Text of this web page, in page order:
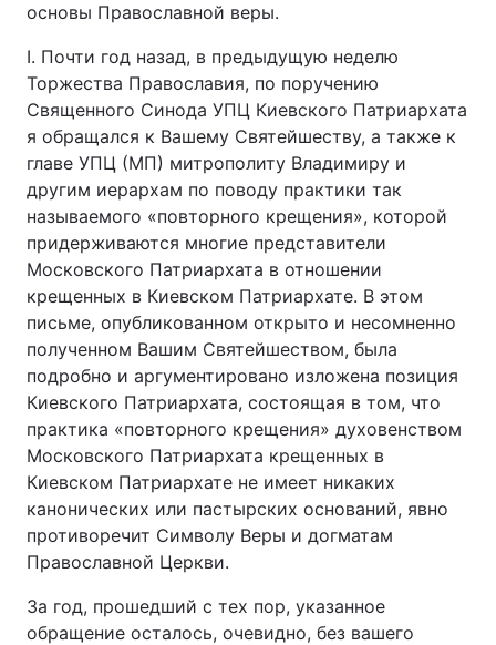
Архів Вакансії
Контакти
Тема оформлення
основы Православной веры.
I. Почти год назад, в предыдущую неделю
Торжества Православия, по поручению
Священного Синода УПЦ Киевского Патриархата
я обращался к Вашему Святейшеству, а также к
главе УПЦ (МП) митрополиту Владимиру и
другим иерархам по поводу практики так
называемого «повторного крещения», которой
придерживаются многие представители
Московского Патриархата в отношении
крещенных в Киевском Патриархате. В этом
письме, опубликованном открыто и несомненно
полученном Вашим Святейшеством, была
подробно и аргументировано изложена позиция
Киевского Патриархата, состоящая в том, что
практика «повторного крещения» духовенством
Московского Патриархата крещенных в
Киевском Патриархате не имеет никаких
канонических или пастырских оснований, явно
противоречит Символу Веры и догматам
Православной Церкви.
За год, прошедший с тех пор, указанное
обращение осталось, очевидно, без вашего